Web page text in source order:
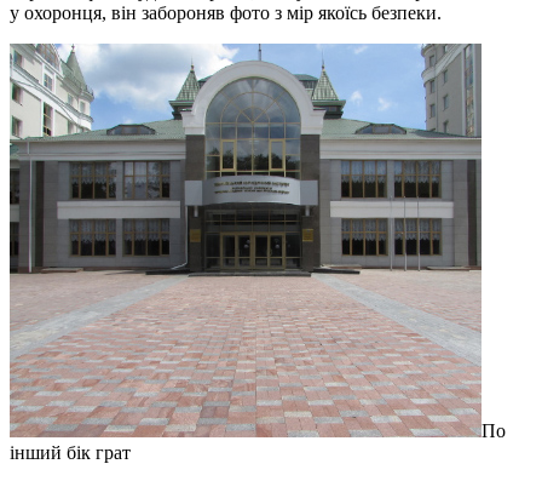
у охоронця, він забороняв фото з мір якоїсь безпеки.
По
інший бік грат